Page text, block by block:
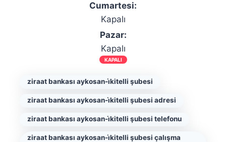
Cumartesi:
Kapalı
Pazar:
Kapalı
KAPALI
ziraat bankası aykosan-i̇kitelli şubesi
ziraat bankası aykosan-i̇kitelli şubesi adresi
ziraat bankası aykosan-i̇kitelli şubesi telefonu
ziraat bankası aykosan-i̇kitelli şubesi çalışma